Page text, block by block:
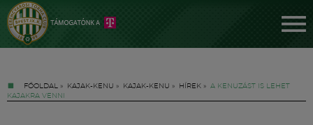
FŐOLDAL » KAJAK-KENU » KAJAK-KENU » HÍREK » A KENUZÁST IS LEHET
KAJAKRA VENNI